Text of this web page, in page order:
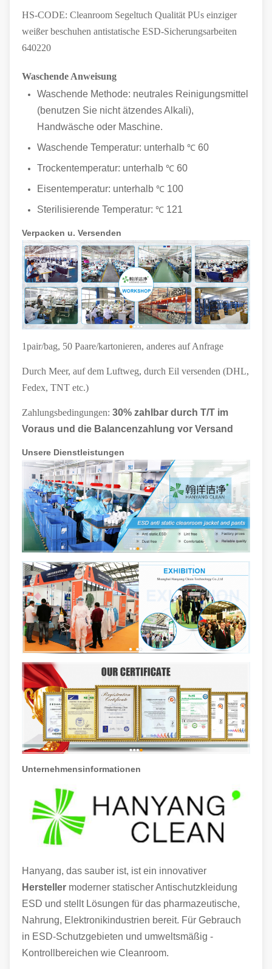
HS-CODE: Cleanroom Segeltuch Qualität PUs einziger
weißer beschuhen antistatische ESD-Sicherungsarbeiten
640220
Waschende Anweisung
Waschende Methode: neutrales Reinigungsmittel
(benutzen Sie nicht ätzendes Alkali),
Handwäsche oder Maschine.
Waschende Temperatur: unterhalb ℃ 60
Trockentemperatur: unterhalb ℃ 60
Eisentemperatur: unterhalb ℃ 100
Sterilisierende Temperatur: ℃ 121
Verpacken u. Versenden
1pair/bag, 50 Paare/kartonieren, anderes auf Anfrage
Durch Meer, auf dem Luftweg, durch Eil versenden (DHL,
Fedex, TNT etc.)
Zahlungsbedingungen: 30% zahlbar durch T/T im
Voraus und die Balancenzahlung vor Versand
Unsere Dienstleistungen
Unternehmensinformationen
Hanyang, das sauber ist, ist ein innovativer
Hersteller moderner statischer Antischutzkleidung
ESD und stellt Lösungen für das pharmazeutische,
Nahrung, Elektronikindustrien bereit. Für Gebrauch
in ESD-Schutzgebieten und umweltsmäßig -
Kontrollbereichen wie Cleanroom.